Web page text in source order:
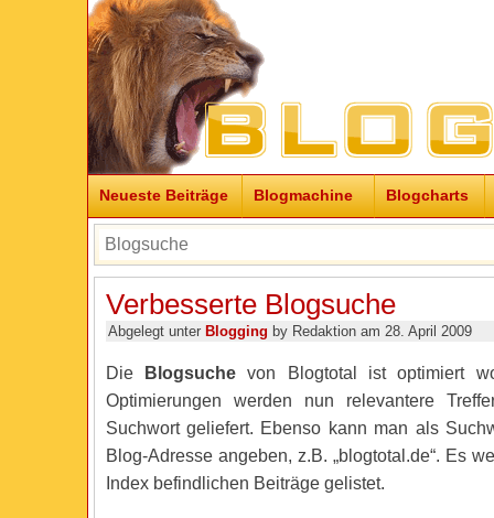
Neueste Beiträge Blogmachine Blogcharts
Verbesserte Blogsuche
Abgelegt unter Blogging by Redaktion am 28. April 2009
Die Blogsuchevon Blogtotal ist optimiert
Optimierungen werden nun relevantere
Suchwort geliefert. Ebenso kann man als
Blog-Adresse angeben, z.B. „blogtotal.de“. Es
Index befindlichen Beiträge gelistet.